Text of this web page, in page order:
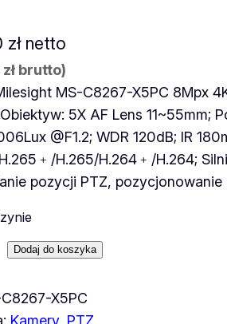
złnetto
zł brutto)
MS-C8267-X5PC 8Mpx
5X AF Lens 11~55mm;
@F1.2; WDR 120dB; IR
H.265/H.264﹢/H.264;
pozycji PTZ,
Dodaj do koszyka
X5PC
Kamery, PTZ